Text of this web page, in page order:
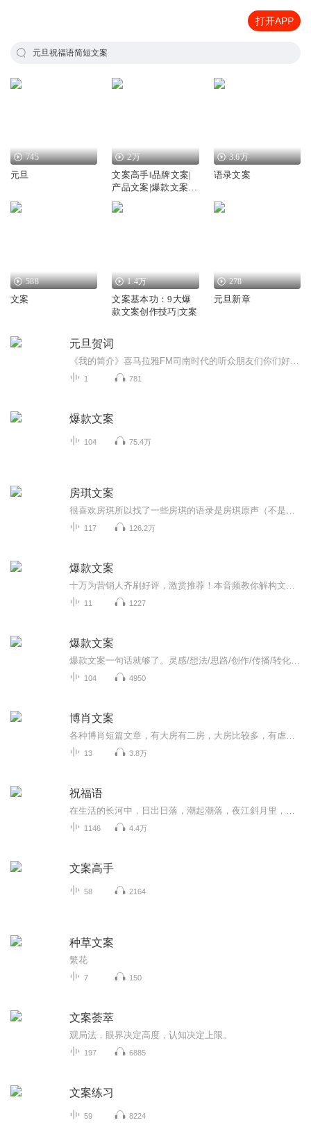
打开APP
元旦祝福语简短文案
745
元旦
2万
文案高手‖品牌文案|
产品文案|爆款文案‖
写作指南
3.6万
语录文案
588
文案
1.4万
文案基本功：9大爆
款文案创作技巧|文案
278
元旦新章
元旦贺词
1 781
爆款文案
104 75.4万
房琪文案
117 126.2万
爆款文案
11 1227
爆款文案
104 4950
博肖文案
13 3.8万
祝福语
1146 4.4万
文案高手
58 2164
种草文案
繁花
7 150
文案荟萃
观局️法，眼界决定高度，认知决定上限。
197 6885
文案练习
59 8224